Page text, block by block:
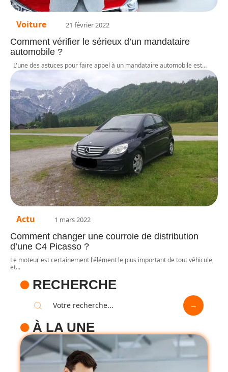
Voiture 21 février 2022
Comment vérifier le sérieux d’un mandataire
automobile ?
L'une des astuces pour faire appel à un mandataire automobile est…
Actu 1 mars 2022
Comment changer une courroie de distribution
d’une C4 Picasso ?
Le moteur est certainement l'élément le plus important de tout véhicule,
et…
RECHERCHE
À LA UNE